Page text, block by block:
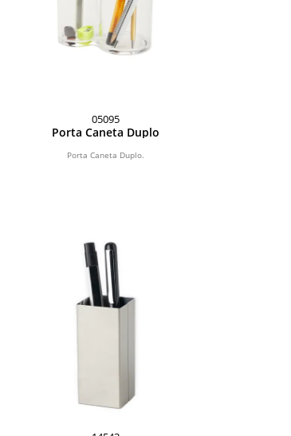
05095
Porta Caneta Duplo
Porta Caneta Duplo.